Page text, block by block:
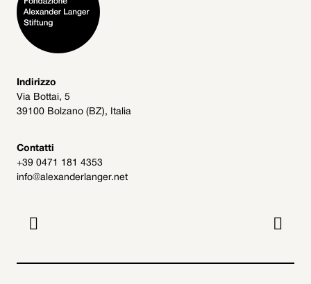
Indirizzo
Via Bottai, 5
39100 Bolzano (BZ), Italia
Contatti
+39 0471 181 4353
info@alexanderlanger.net
 